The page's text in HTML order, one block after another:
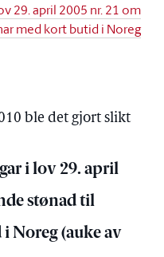
29. april 2005 nr. 21 om
med kort butid i Noreg
ble det gjort slikt
i lov 29. april
stønad til
Noreg (auke av